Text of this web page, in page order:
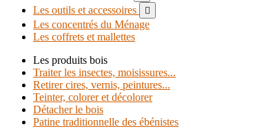
Les outils et accessoires 
Les concentrés du Ménage
Les coffrets et mallettes
Les produits bois
Traiter les insectes, moisissures...
Retirer cires, vernis, peintures...
Teinter, colorer et décolorer
Détacher le bois
Patine traditionnelle des ébénistes